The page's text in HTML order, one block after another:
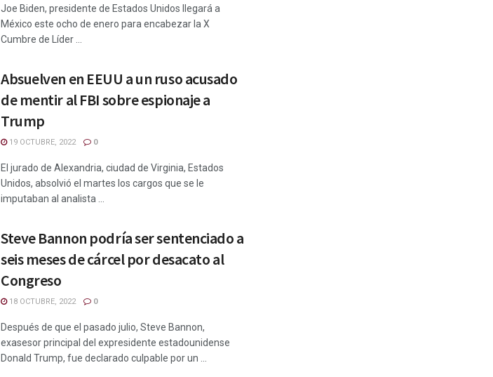
Joe Biden, presidente de Estados Unidos llegará a
México este ocho de enero para encabezar la X
Cumbre de Líder ...
Absuelven en EEUU a un ruso acusado
de mentir al FBI sobre espionaje a
Trump
19 OCTUBRE, 2022 0
El jurado de Alexandria, ciudad de Virginia, Estados
Unidos, absolvió el martes los cargos que se le
imputaban al analista ...
Steve Bannon podría ser sentenciado a
seis meses de cárcel por desacato al
Congreso
18 OCTUBRE, 2022 0
Después de que el pasado julio, Steve Bannon,
exasesor principal del expresidente estadounidense
Donald Trump, fue declarado culpable por un ...